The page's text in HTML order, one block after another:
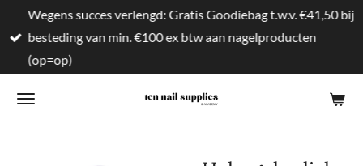
direct
naar
hoofdinhoud
Wegens succes verlengd: Gratis Goodiebag t.w.v. €41,50 bij
besteding van min. €100 ex btw aan nagelproducten
(op=op)